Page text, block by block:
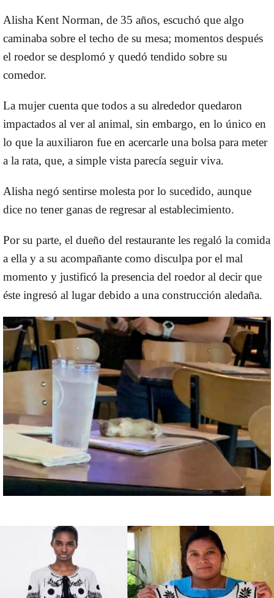
Alisha Kent Norman, de 35 años, escuchó que algo
caminaba sobre el techo de su mesa; momentos después
el roedor se desplomó y quedó tendido sobre su
comedor.
La mujer cuenta que todos a su alrededor quedaron
impactados al ver al animal, sin embargo, en lo único en
lo que la auxiliaron fue en acercarle una bolsa para meter
a la rata, que, a simple vista parecía seguir viva.
Alisha negó sentirse molesta por lo sucedido, aunque
dice no tener ganas de regresar al establecimiento.
Por su parte, el dueño del restaurante les regaló la comida
a ella y a su acompañante como disculpa por el mal
momento y justificó la presencia del roedor al decir que
éste ingresó al lugar debido a una construcción aledaña.